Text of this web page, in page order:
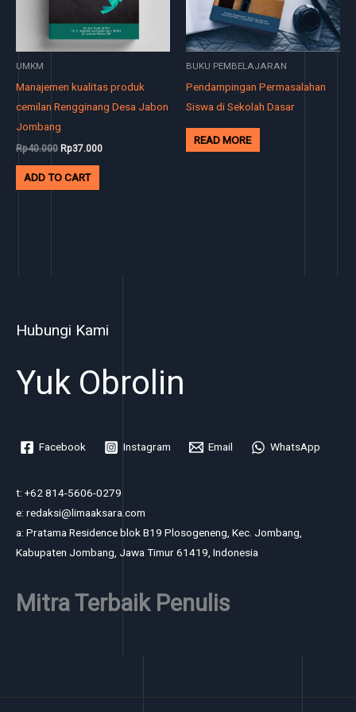
UMKM
Manajemen kualitas produk
cemilan Rengginang Desa Jabon
Jombang
Rp40.000 Rp37.000
ADD TO CART
BUKU PEMBELAJARAN
Pendampingan Permasalahan
Siswa di Sekolah Dasar
READ MORE
Hubungi Kami
Yuk Obrolin
Facebook Instagram Email WhatsApp
t: +62 814-5606-0279
e: redaksi@limaaksara.com
a: Pratama Residence blok B19 Plosogeneng, Kec. Jombang,
Kabupaten Jombang, Jawa Timur 61419, Indonesia
Mitra Terbaik Penulis